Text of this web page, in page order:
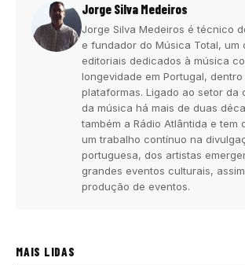
Jorge Silva Medeiros
Jorge Silva Medeiros é técnico
e fundador do Música Total, um
editoriais dedicados à música
longevidade em Portugal, dentro
plataformas. Ligado ao setor da
da música há mais de duas
também a Rádio Atlântida e tem
um trabalho contínuo na
portuguesa, dos artistas
grandes eventos culturais,
produção de eventos.
MAIS LIDAS